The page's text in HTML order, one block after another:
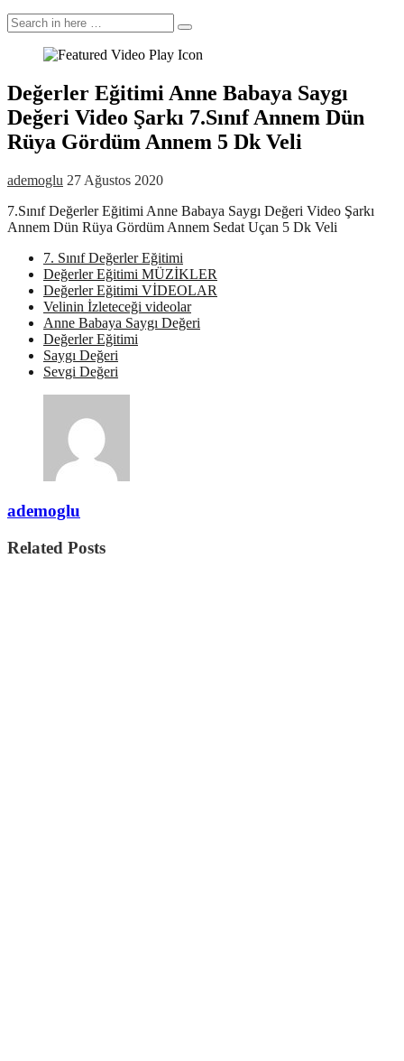
Search
Değerler Eğitimi Anne Babaya Saygı
Değeri Video Şarkı 7.Sınıf Annem Dün
Rüya Gördüm Annem 5 Dk Veli
7.Sınıf Değerler Eğitimi Anne Babaya Saygı Değeri Video Şarkı
7. Sınıf Değerler Eğitimi
Değerler Eğitimi MÜZİKLER
Değerler Eğitimi VİDEOLAR
Velinin İzleteceği videolar
Anne Babaya Saygı Değeri
Değerler Eğitimi
Saygı Değeri